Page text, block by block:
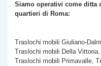
Siamo operativi come ditta
quartieri di Roma:
Traslochi mobili Giuliano-
Traslochi mobili Della
Traslochi mobili Primavalle,